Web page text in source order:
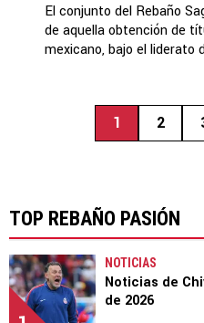
El conjunto del Rebaño
de aquella obtención de
mexicano, bajo el liderato
1 2
TOP REBAÑO PASIÓN
NOTICIAS
Noticias de
de 2026